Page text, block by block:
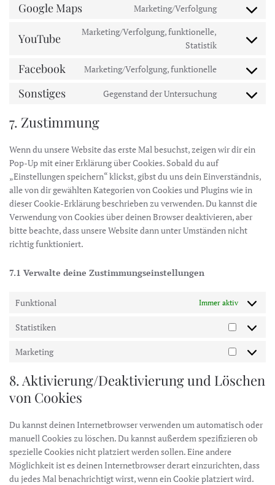
google-
service
recaptcha
Google Maps Marketing/Verfolgung
Consent
service
YouTube
Marketing/Verfolgung, funktionelle,
Statistik
Consent
service
Facebook Marketing/Verfolgung, funktionelle
Consent
service
Sonstiges Gegenstand der Untersuchung
Consent
7. Zustimmung
Wenn du unsere Website das erste Mal besuchst, zeigen wir dir ein
Pop-Up mit einer Erklärung über Cookies. Sobald du auf
„Einstellungen speichern“ klickst, gibst du uns dein Einverständnis,
alle von dir gewählten Kategorien von Cookies und Plugins wie in
dieser Cookie-Erklärung beschrieben zu verwenden. Du kannst die
Verwendung von Cookies über deinen Browser deaktivieren, aber
bitte beachte, dass unsere Website dann unter Umständen nicht
richtig funktioniert.
7.1 Verwalte deine Zustimmungseinstellungen
Funktional Immer aktiv
Statistiken
Marketing
Marketing
8. Aktivierung/Deaktivierung und Löschen
von Cookies
Du kannst deinen Internetbrowser verwenden um automatisch oder
manuell Cookies zu löschen. Du kannst außerdem spezifizieren ob
spezielle Cookies nicht platziert werden sollen. Eine andere
Möglichkeit ist es deinen Internetbrowser derart einzurichten, dass
du jedes Mal benachrichtigt wirst, wenn ein Cookie platziert wird.